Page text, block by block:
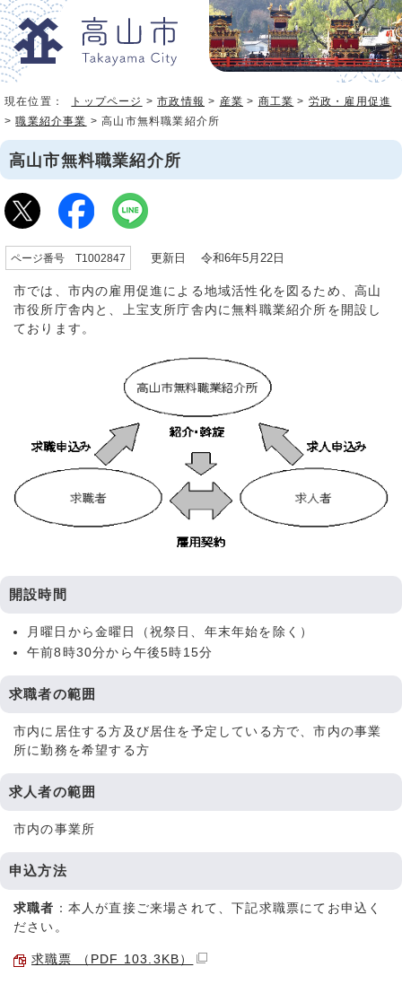
現在位置： トップページ >市政情報 > 産業 > 商工業 > 労政・雇用促進
>職業紹介事業 > 高山市無料職業紹介所
高山市無料職業紹介所
ページ番号 T1002847 更新日 令和6年5月22日
市では、市内の雇用促進による地域活性化を図るため、高山
市役所庁舎内と、上宝支所庁舎内に無料職業紹介所を開設し
ております。
開設時間
月曜日から金曜日（祝祭日、年末年始を除く）
午前8時30分から午後5時15分
求職者の範囲
市内に居住する方及び居住を予定している方で、市内の事業
所に勤務を希望する方
求人者の範囲
市内の事業所
申込方法
求職者 ：本人が直接ご来場されて、下記求職票にてお申込く
ださい。
求職票 （PDF 103.3KB）